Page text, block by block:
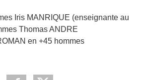
Iris MANRIQUE (enseignante au
Thomas ANDRE
en +45 hommes